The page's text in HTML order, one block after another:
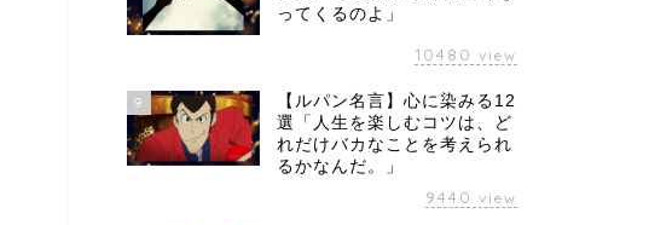
ってくるのよ」
10480 view
9
【ルパン名言】心に染みる12
選「人生を楽しむコツは、ど
れだけバカなことを考えられ
るかなんだ。」
9440 view